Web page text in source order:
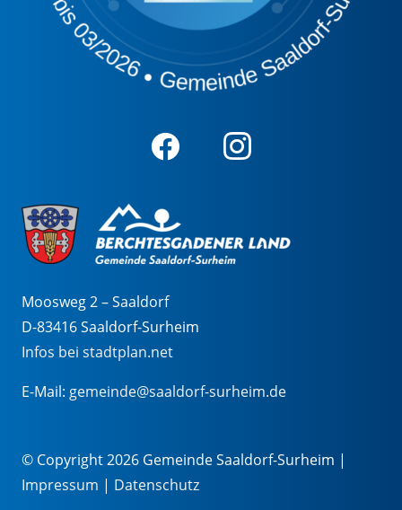
Moosweg 2 – Saaldorf
D-83416 Saaldorf-Surheim
Infos bei stadtplan.net
E-Mail: gemeinde@saaldorf-surheim.de
© Copyright 2026 Gemeinde Saaldorf-Surheim |
Impressum | Datenschutz